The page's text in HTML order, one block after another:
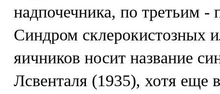
надпочечника, по третьим -
Синдром склерокистозных
яичников носит название
Лсвенталя (1935), хотя еще